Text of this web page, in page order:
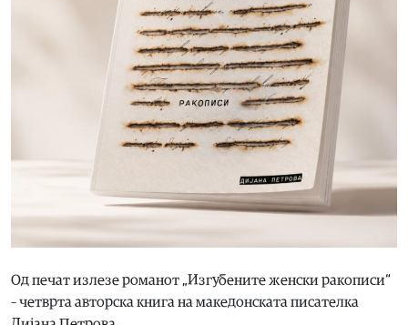
Од печат излезе романот „Изгубените женски ракописи“
– четврта авторска книга на македонската писателка